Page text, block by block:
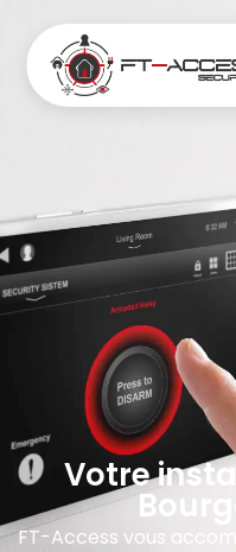
Votre
FT-Access vous